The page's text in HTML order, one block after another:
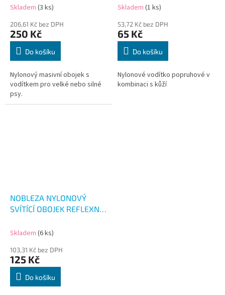
CM
Skladem (3 ks)
206,61 Kč bez DPH
250 Kč
Do košíku
Nylonový masivní obojek s
vodítkem pro velké nebo silné
psy.
Skladem (1 ks)
53,72 Kč bez DPH
65 Kč
Do košíku
Nylonové vodítko popruhové v
kombinaci s kůží
NOBLEZA NYLONOVÝ
SVÍTÍCÍ OBOJEK REFLEXNÍ
Skladem (6 ks)
103,31 Kč bez DPH
125 Kč
Do košíku